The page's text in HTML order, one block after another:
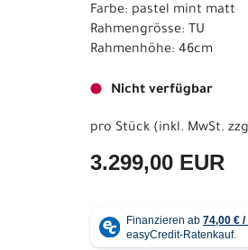
Farbe: pastel mint matt
Rahmengrösse: TU
Rahmenhöhe: 46cm
Nicht verfügbar
pro Stück (inkl. MwSt.
3.299,00 EUR